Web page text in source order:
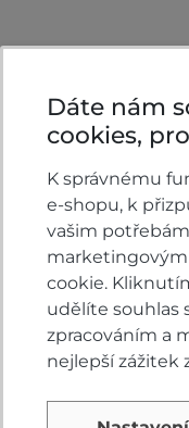
Komentáře
Máte otázky k
white?
Zeptejte se.
ZEPTAT SE V
Dáte nám
cookies,
K správnému
e-shopu, k
vašim
cookie.
udělíte souhlas
zpracováním a
nejlepší zážitek